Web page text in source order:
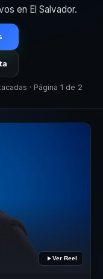
en El Salvador.
· Página 1 de 2
Ver Reel